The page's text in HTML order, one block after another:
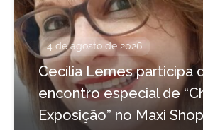
4 de agosto de 2026
Cecília Lemes participa
encontro especial de
Exposição” no Maxi